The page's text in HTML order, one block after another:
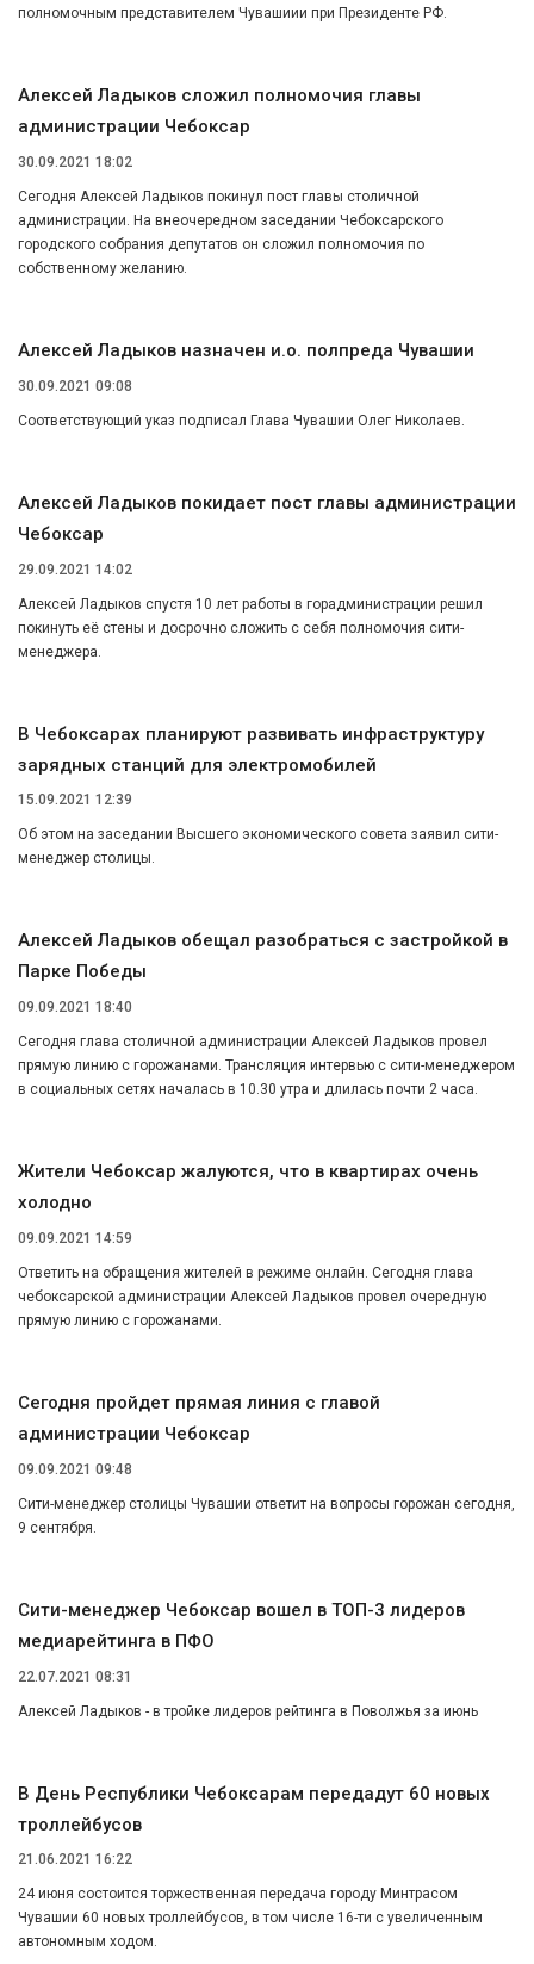
полномочным представителем Чувашиии при Президенте РФ.
Алексей Ладыков сложил полномочия главы
администрации Чебоксар
30.09.2021 18:02
Сегодня Алексей Ладыков покинул пост главы столичной
администрации. На внеочередном заседании Чебоксарского
городского собрания депутатов он сложил полномочия по
собственному желанию.
Алексей Ладыков назначен и.о. полпреда Чувашии
30.09.2021 09:08
Соответствующий указ подписал Глава Чувашии Олег Николаев.
Алексей Ладыков покидает пост главы администрации
Чебоксар
29.09.2021 14:02
Алексей Ладыков спустя 10 лет работы в горадминистрации решил
покинуть её стены и досрочно сложить с себя полномочия сити-
менеджера.
В Чебоксарах планируют развивать инфраструктуру
зарядных станций для электромобилей
15.09.2021 12:39
Об этом на заседании Высшего экономического совета заявил сити-
менеджер столицы.
Алексей Ладыков обещал разобраться с застройкой в
Парке Победы
09.09.2021 18:40
Сегодня глава столичной администрации Алексей Ладыков провел
прямую линию с горожанами. Трансляция интервью с сити-менеджером
в социальных сетях началась в 10.30 утра и длилась почти 2 часа.
Жители Чебоксар жалуются, что в квартирах очень
холодно
09.09.2021 14:59
Ответить на обращения жителей в режиме онлайн. Сегодня глава
чебоксарской администрации Алексей Ладыков провел очередную
прямую линию с горожанами.
Сегодня пройдет прямая линия с главой
администрации Чебоксар
09.09.2021 09:48
Сити-менеджер столицы Чувашии ответит на вопросы горожан сегодня,
9 сентября.
Сити-менеджер Чебоксар вошел в ТОП-3 лидеров
медиарейтинга в ПФО
22.07.2021 08:31
Алексей Ладыков - в тройке лидеров рейтинга в Поволжья за июнь
В День Республики Чебоксарам передадут 60 новых
троллейбусов
21.06.2021 16:22
24 июня состоится торжественная передача городу Минтрасом
Чувашии 60 новых троллейбусов, в том числе 16-ти с увеличенным
автономным ходом.